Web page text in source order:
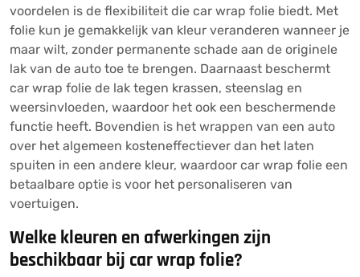
voordelen is de flexibiliteit die car wrap folie biedt. Met
folie kun je gemakkelijk van kleur veranderen wanneer je
maar wilt, zonder permanente schade aan de originele
lak van de auto toe te brengen. Daarnaast beschermt
car wrap folie de lak tegen krassen, steenslag en
weersinvloeden, waardoor het ook een beschermende
functie heeft. Bovendien is het wrappen van een auto
over het algemeen kosteneffectiever dan het laten
spuiten in een andere kleur, waardoor car wrap folie een
betaalbare optie is voor het personaliseren van
voertuigen.
Welke kleuren en afwerkingen zijn
beschikbaar bij car wrap folie?